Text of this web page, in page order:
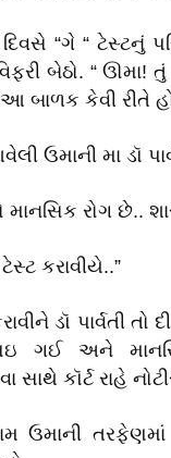
“ગે “ ટેસ્ટનું
બેઠો. “ ઊમા!
આ બાળક કેવી રીતે
ઉમાની મા ડૉ
રોગ છે..
ટેસ્ટ કરાવીયે..”
ડૉ પાર્વતી
ગઈ અને
સાથે કૉર્ટ રાહે
ઉમાની